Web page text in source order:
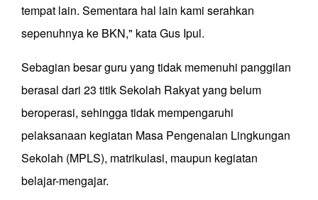
tempat lain. Sementara hal lain kami serahkan
sepenuhnya ke BKN," kata Gus Ipul.
Sebagian besar guru yang tidak memenuhi panggilan
berasal dari 23 titik Sekolah Rakyat yang belum
beroperasi, sehingga tidak mempengaruhi
pelaksanaan kegiatan Masa Pengenalan Lingkungan
Sekolah (MPLS), matrikulasi, maupun kegiatan
belajar-mengajar.